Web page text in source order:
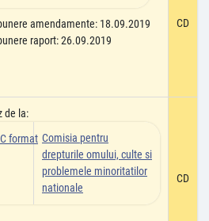
amendamente: 18.09.2019
raport: 26.09.2019
CD
de la:
Comisia pentru
drepturile omului, culte si
problemele minoritatilor
nationale
CD